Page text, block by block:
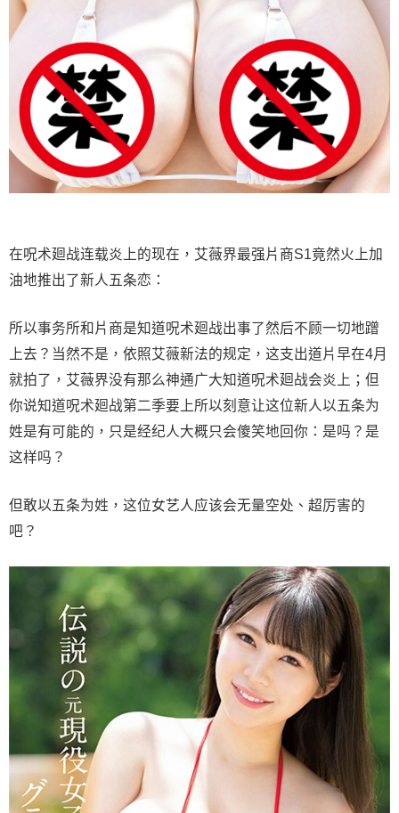
在呪术廻战连载炎上的现在，艾薇界最强片商S1竟然火上加
油地推出了新人五条恋：
所以事务所和片商是知道呪术廻战出事了然后不顾一切地蹭
上去？当然不是，依照艾薇新法的规定，这支出道片早在4月
就拍了，艾薇界没有那么神通广大知道呪术廻战会炎上；但
你说知道呪术廻战第二季要上所以刻意让这位新人以五条为
姓是有可能的，只是经纪人大概只会傻笑地回你：是吗？是
这样吗？
但敢以五条为姓，这位女艺人应该会无量空处、超厉害的
吧？